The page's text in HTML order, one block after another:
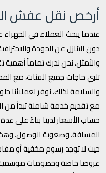
أرخص نقل عفش
عندما يبحث العملاء في
دون التنازل عن الجودة
والأمثل، نحن ندرك تماماً
تلبي حاجات جميع الفئات، مع
والسلامة لذلك، نوفر لعملائنا
مع تقديم خدمة شاملة تبدأ من
حساب الأسعار لدينا بناءً على
المسافة، وصعوبة الوصول،
حيث لا توجد رسوم مخفية أو
عروضا خاصة وخصومات موسمية